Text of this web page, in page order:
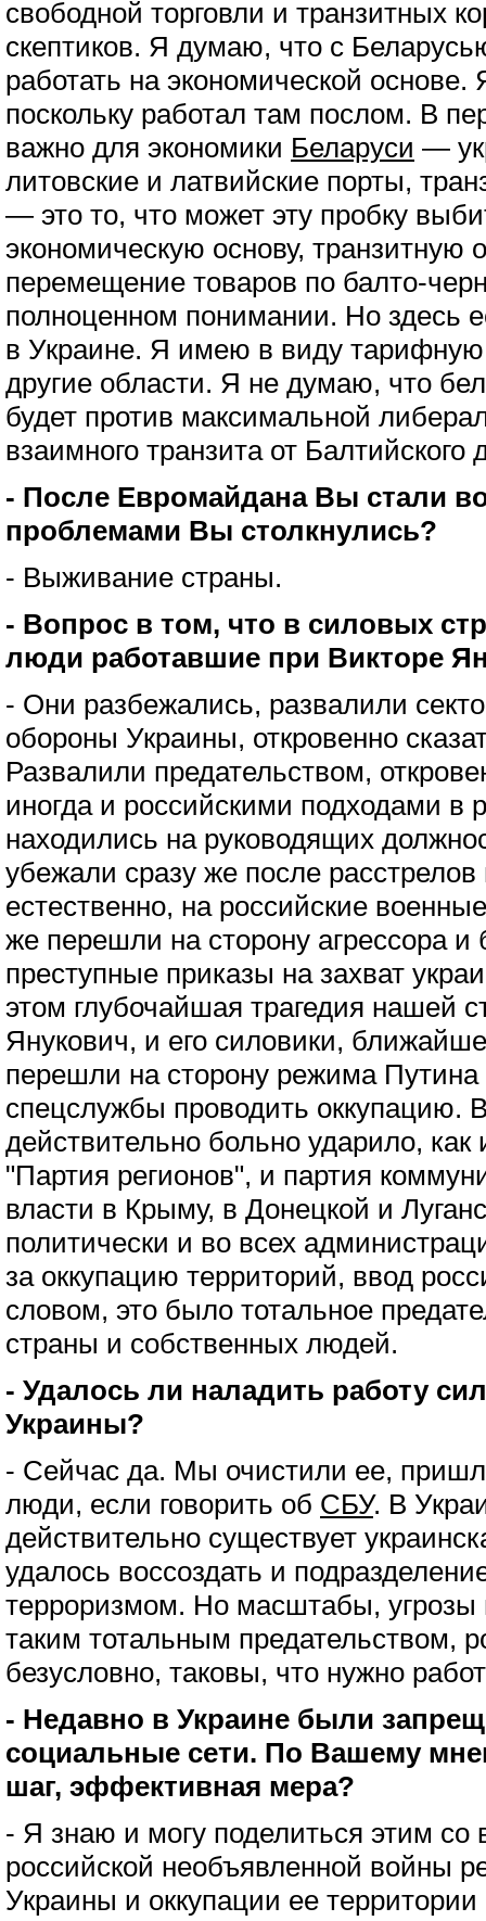
свободной торговли и транзитных
скептиков. Я думаю, что с
работать на экономической основе.
поскольку работал там послом. В
важно для экономики Беларуси —
литовские и латвийские порты,
— это то, что может эту пробку
экономическую основу, транзитную
перемещение товаров по балто-
полноценном понимании. Но здесь
в Украине. Я имею в виду
другие области. Я не думаю, что
будет против максимальной
взаимного транзита от Балтийского
- После Евромайдана Вы стали
проблемами Вы столкнулись?
- Выживание страны.
- Вопрос в том, что в силовых
люди работавшие при Викторе
- Они разбежались, развалили
обороны Украины, откровенно
Развалили предательством,
иногда и российскими подходами в
находились на руководящих
убежали сразу же после
естественно, на российские
же перешли на сторону агрессора и
преступные приказы на захват
этом глубочайшая трагедия нашей
Янукович, и его силовики,
перешли на сторону режима
спецслужбы проводить оккупацию.
действительно больно ударило, как
"Партия регионов", и партия
власти в Крыму, в Донецкой и
политически и во всех
за оккупацию территорий, ввод
словом, это было тотальное
страны и собственных людей.
- Удалось ли наладить работу
Украины?
- Сейчас да. Мы очистили ее,
люди, если говорить об СБУ. В
действительно существует
удалось воссоздать и
терроризмом. Но масштабы, угрозы
таким тотальным предательством,
безусловно, таковы, что нужно
- Недавно в Украине были
социальные сети. По Вашему
шаг, эффективная мера?
- Я знаю и могу поделиться этим
российской необъявленной войны
Украины и оккупации ее